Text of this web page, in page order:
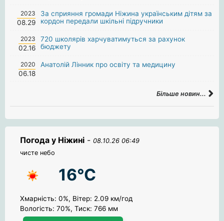
2023
08.29
За сприяння громади Ніжина українським дітям за
кордон передали шкільні підручники
2023
02.16
720 школярів харчуватимуться за рахунок
бюджету
2020
06.18
Анатолій Лінник про освіту та медицину
Більше новин...
Погода у Ніжині - 08.10.26 06:49
чисте небо
16°C
Хмарність: 0%, Вітер: 2.09 км/год
Вологість: 70%, Тиск: 766 мм